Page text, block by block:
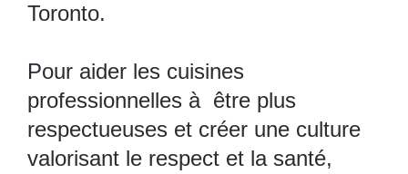
Toronto.
Pour aider les cuisines
professionnelles à être plus
respectueuses et créer une culture
valorisant le respect et la santé,